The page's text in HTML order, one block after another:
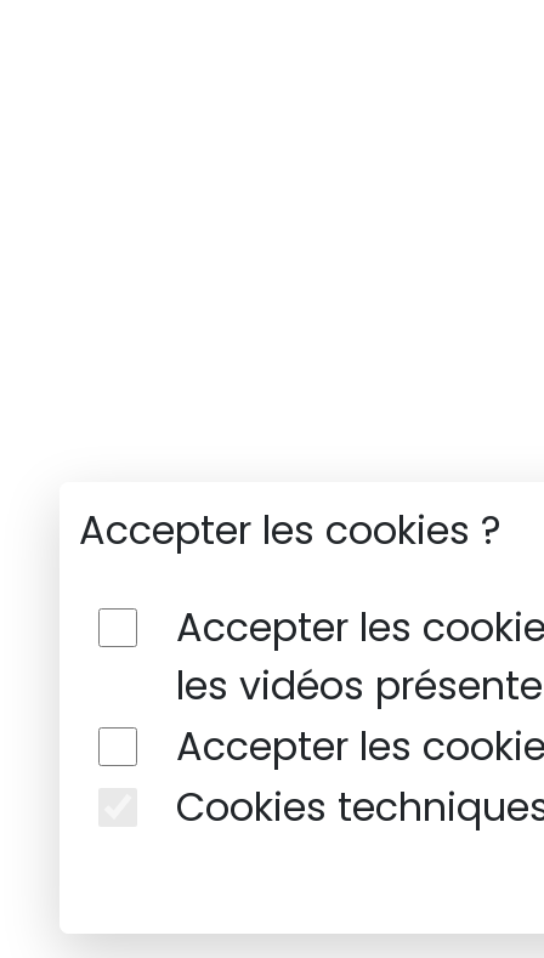
Accepter les cookies ?
Accepter les
les vidéos
Accepter les
Cookies